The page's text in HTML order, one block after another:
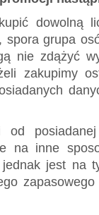
dowolną
grupa
nie zdążyć
zakupimy
na inne
jednak jest na
zapasowego